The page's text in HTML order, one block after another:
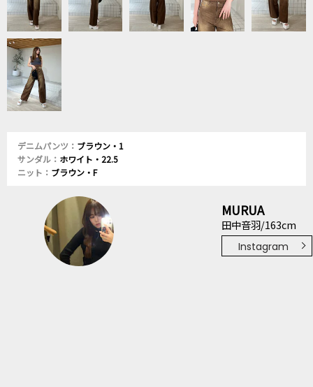
デニムパンツ： ブラウン・1
サンダル： ホワイト・22.5
ニット： ブラウン・F
MURUA
田中音羽/163cm
Instagram